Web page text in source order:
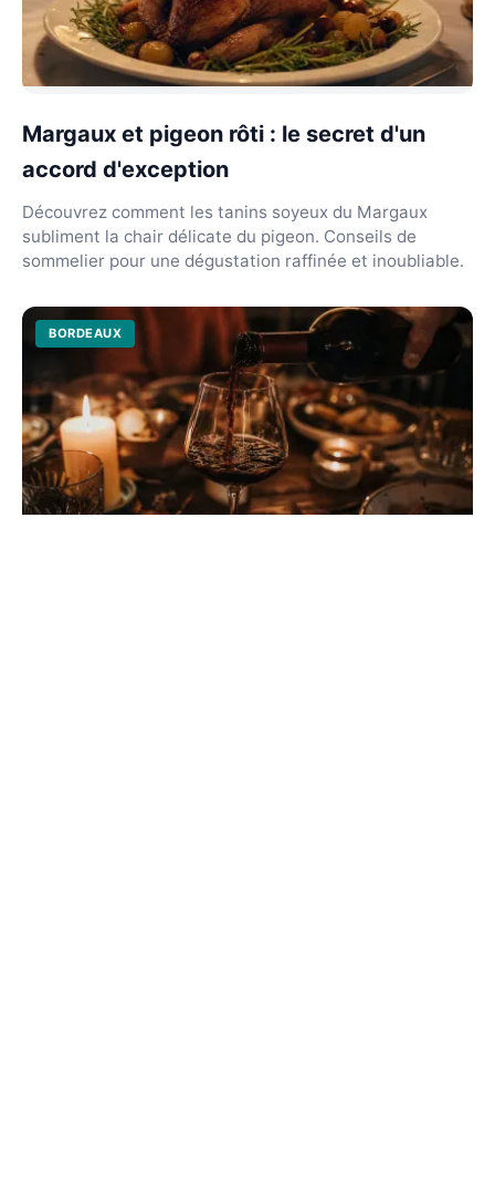
Margaux et pigeon rôti : le secret d'un
accord d'exception
Découvrez comment les tanins soyeux du Margaux
subliment la chair délicate du pigeon. Conseils de
sommelier pour une dégustation raffinée et inoubliable.
BORDEAUX